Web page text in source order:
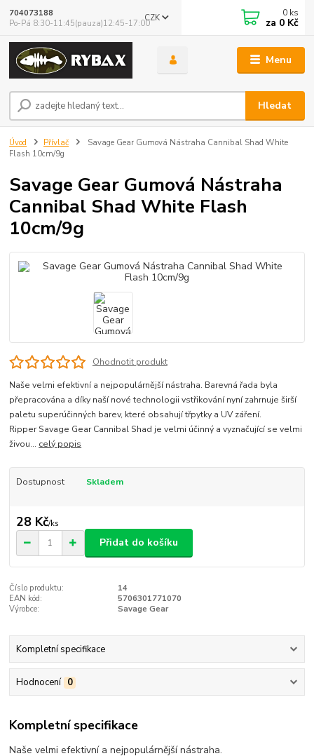
Menu
CZK
Hledat
704073188
Po-Pá 8:30-11:45(pauza)12:45-17:00
0 ks
za 0 Kč
Úvod Přívlač
Savage Gear Gumová Nástraha Cannibal Shad White
Flash 10cm/9g
Savage Gear Gumová Nástraha
Cannibal Shad White Flash
10cm/9g
Ohodnotit produkt
Naše velmi efektivní a nejpopulárnější nástraha. Barevná řada byla
přepracována a díky naší nové technologii vstřikování nyní zahrnuje širší
paletu superúčinných barev, které obsahují třpytky a UV záření.
Ripper Savage Gear Cannibal Shad je velmi účinný a vyznačující se velmi
živou... celý popis
Dostupnost Skladem
28 Kč/ks
Přidat do košíku
Číslo produktu:
14
EAN kód:
5706301771070
Výrobce:
Savage Gear
Kompletní specifikace
Hodnocení 0
Kompletní specifikace
Naše velmi efektivní a nejpopulárnější nástraha.